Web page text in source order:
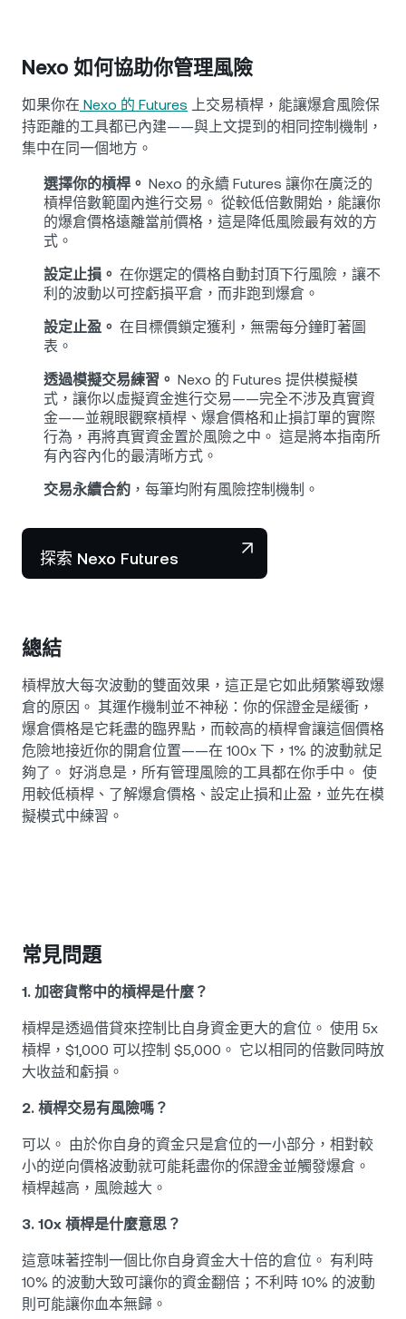
Nexo 如何協助你管理風險
如果你在 Nexo 的 Futures 上交易槓桿，能讓爆倉風險保
持距離的工具都已內建——與上文提到的相同控制機制，
集中在同一個地方。
選擇你的槓桿。 Nexo 的永續 Futures 讓你在廣泛的
槓桿倍數範圍內進行交易。 從較低倍數開始，能讓你
的爆倉價格遠離當前價格，這是降低風險最有效的方
式。
設定止損。 在你選定的價格自動封頂下行風險，讓不
利的波動以可控虧損平倉，而非跑到爆倉。
設定止盈。 在目標價鎖定獲利，無需每分鐘盯著圖
表。
透過模擬交易練習。 Nexo 的 Futures 提供模擬模
式，讓你以虛擬資金進行交易——完全不涉及真實資
金——並親眼觀察槓桿、爆倉價格和止損訂單的實際
行為，再將真實資金置於風險之中。 這是將本指南所
有內容內化的最清晰方式。
交易永續合約 ，每筆均附有風險控制機制。
探索 Nexo Futures
總結
槓桿放大每次波動的雙面效果，這正是它如此頻繁導致爆
倉的原因。 其運作機制並不神秘：你的保證金是緩衝，
爆倉價格是它耗盡的臨界點，而較高的槓桿會讓這個價格
危險地接近你的開倉位置——在 100x 下，1% 的波動就足
夠了。 好消息是，所有管理風險的工具都在你手中。 使
用較低槓桿、了解爆倉價格、設定止損和止盈，並先在模
擬模式中練習。
常見問題
1. 加密貨幣中的槓桿是什麼？
槓桿是透過借貸來控制比自身資金更大的倉位。 使用 5x
槓桿，$1,000 可以控制 $5,000。 它以相同的倍數同時放
大收益和虧損。
2. 槓桿交易有風險嗎？
可以。 由於你自身的資金只是倉位的一小部分，相對較
小的逆向價格波動就可能耗盡你的保證金並觸發爆倉。
槓桿越高，風險越大。
3. 10x 槓桿是什麼意思？
這意味著控制一個比你自身資金大十倍的倉位。 有利時
10% 的波動大致可讓你的資金翻倍；不利時 10% 的波動
則可能讓你血本無歸。